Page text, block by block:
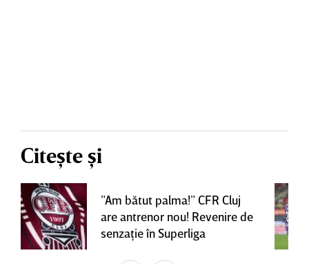
Citește și
”Am bătut palma!” CFR Cluj
are antrenor nou! Revenire de
senzaţie în Superliga